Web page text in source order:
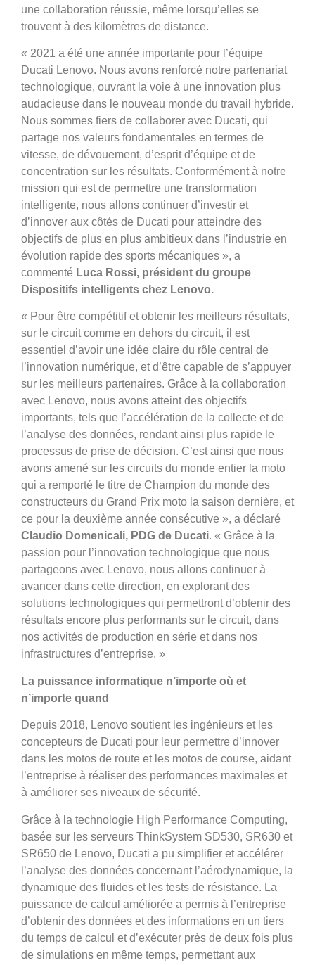
une collaboration réussie, même lorsqu’elles se
trouvent à des kilomètres de distance.
« 2021 a été une année importante pour l’équipe
Ducati Lenovo. Nous avons renforcé notre partenariat
technologique, ouvrant la voie à une innovation plus
audacieuse dans le nouveau monde du travail hybride.
Nous sommes fiers de collaborer avec Ducati, qui
partage nos valeurs fondamentales en termes de
vitesse, de dévouement, d’esprit d’équipe et de
concentration sur les résultats. Conformément à notre
mission qui est de permettre une transformation
intelligente, nous allons continuer d’investir et
d’innover aux côtés de Ducati pour atteindre des
objectifs de plus en plus ambitieux dans l’industrie en
évolution rapide des sports mécaniques », a
commenté Luca Rossi, président du groupe
Dispositifs intelligents chez Lenovo.
« Pour être compétitif et obtenir les meilleurs résultats,
sur le circuit comme en dehors du circuit, il est
essentiel d’avoir une idée claire du rôle central de
l’innovation numérique, et d’être capable de s’appuyer
sur les meilleurs partenaires. Grâce à la collaboration
avec Lenovo, nous avons atteint des objectifs
importants, tels que l’accélération de la collecte et de
l’analyse des données, rendant ainsi plus rapide le
processus de prise de décision. C’est ainsi que nous
avons amené sur les circuits du monde entier la moto
qui a remporté le titre de Champion du monde des
constructeurs du Grand Prix moto la saison dernière, et
ce pour la deuxième année consécutive », a déclaré
Claudio Domenicali, PDG de Ducati. « Grâce à la
passion pour l’innovation technologique que nous
partageons avec Lenovo, nous allons continuer à
avancer dans cette direction, en explorant des
solutions technologiques qui permettront d’obtenir des
résultats encore plus performants sur le circuit, dans
nos activités de production en série et dans nos
infrastructures d’entreprise. »
La puissance informatique n’importe où et
n’importe quand
Depuis 2018, Lenovo soutient les ingénieurs et les
concepteurs de Ducati pour leur permettre d’innover
dans les motos de route et les motos de course, aidant
l’entreprise à réaliser des performances maximales et
à améliorer ses niveaux de sécurité.
Grâce à la technologie High Performance Computing,
basée sur les serveurs ThinkSystem SD530, SR630 et
SR650 de Lenovo, Ducati a pu simplifier et accélérer
l’analyse des données concernant l’aérodynamique, la
dynamique des fluides et les tests de résistance. La
puissance de calcul améliorée a permis à l’entreprise
d’obtenir des données et des informations en un tiers
du temps de calcul et d’exécuter près de deux fois plus
de simulations en même temps, permettant aux